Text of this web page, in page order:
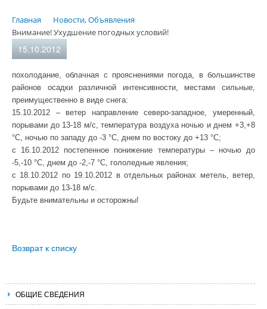
Главная
Новости, Объявления
Внимание! Ухудшение погодных условий!
15.10.2012
похолодание, облачная с прояснениями погода, в большинстве
районов осадки различной интенсивности, местами сильные,
преимущественно в виде снега:
15.10.2012 – ветер направление северо-западное, умеренный,
порывами до 13-18 м/с, температура воздуха ночью и днем +3,+8
°С, ночью по западу до -3 °С, днем по востоку до +13 °С;
с 16.10.2012 постепенное понижение температуры – ночью до
-5,-10 °С, днем до -2,-7 °С, гололедные явления;
с 18.10.2012 по 19.10.2012 в отдельных районах метель, ветер,
порывами до 13-18 м/с.
Будьте внимательны и осторожны!
Возврат к списку
ОБЩИЕ СВЕДЕНИЯ